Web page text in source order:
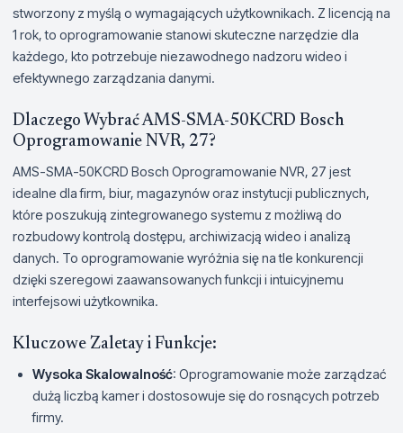
stworzony z myślą o wymagających użytkownikach. Z licencją na
1 rok, to oprogramowanie stanowi skuteczne narzędzie dla
każdego, kto potrzebuje niezawodnego nadzoru wideo i
efektywnego zarządzania danymi.
Dlaczego Wybrać AMS-SMA-50KCRD Bosch
Oprogramowanie NVR, 27?
AMS-SMA-50KCRD Bosch Oprogramowanie NVR, 27 jest
idealne dla firm, biur, magazynów oraz instytucji publicznych,
które poszukują zintegrowanego systemu z możliwą do
rozbudowy kontrolą dostępu, archiwizacją wideo i analizą
danych. To oprogramowanie wyróżnia się na tle konkurencji
dzięki szeregowi zaawansowanych funkcji i intuicyjnemu
interfejsowi użytkownika.
Kluczowe Zaletay i Funkcje:
Wysoka Skalowalność: Oprogramowanie może zarządzać
dużą liczbą kamer i dostosowuje się do rosnących potrzeb
firmy.